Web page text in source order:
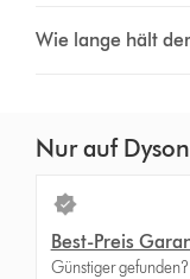
Wie lange hält
Nur auf
Best-Preis
Günstiger